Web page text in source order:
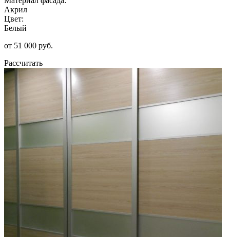
Акрил
Цвет:
Белый
от 51 000 руб.
Рассчитать